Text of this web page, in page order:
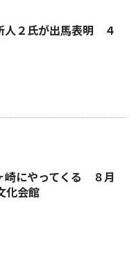
２氏が出馬表明 ４
崎にやってくる ８月
化会館